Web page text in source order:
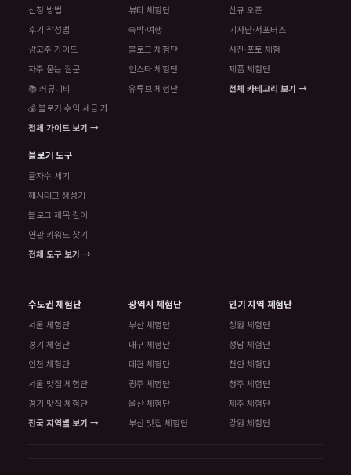
신청 방법
후기 작성법
광고주 가이드
자주 묻는 질문
📚 커뮤니티
💰 블로거 수익·세금 가이드
전체 가이드 보기 →
뷰티 체험단
숙박·여행
블로그 체험단
인스타 체험단
유튜브 체험단
신규 오픈
기자단·서포터즈
사진·포토 체험
제품 체험단
전체 카테고리 보기 →
블로거 도구
글자수 세기
해시태그 생성기
블로그 제목 길이
연관 키워드 찾기
전체 도구 보기 →
수도권 체험단
서울 체험단
경기 체험단
인천 체험단
서울 맛집 체험단
경기 맛집 체험단
전국 지역별 보기 →
광역시 체험단
부산 체험단
대구 체험단
대전 체험단
광주 체험단
울산 체험단
부산 맛집 체험단
인기 지역 체험단
창원 체험단
성남 체험단
천안 체험단
청주 체험단
제주 체험단
강원 체험단